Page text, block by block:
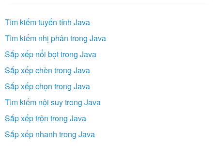
Tìm kiếm tuyến tính Java
Tìm kiếm nhị phân trong Java
Sắp xếp nổi bọt trong Java
Sắp xếp chèn trong Java
Sắp xếp chọn trong Java
Tìm kiếm nội suy trong Java
Sắp xếp trộn trong Java
Sắp xếp nhanh trong Java